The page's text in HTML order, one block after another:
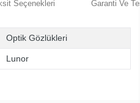
Seçenekleri Garanti Ve
Optik Gözlükleri
Lunor